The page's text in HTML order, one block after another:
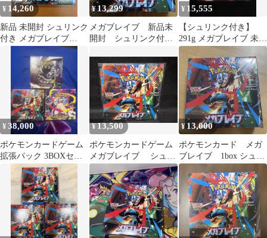
¥ 14,260
新品 未開封 シュリンク
付き メガブレイブ
BOX ポケモンカードゲ
ーム MEGA 拡張パック
ポケカ ポケモン
¥13,299
メガブレイブ 新品未
開封 シュリンク付
ード
¥ 15,555
【シュリンク付き】
291g メガブレイブ 未開
封BOX ポケカ
¥38,000
ポケモンカードゲーム
拡張パック 3BOXセッ
¥13,500
ポケモンカードゲーム
メガブレイブ シュリ
ンク付き未開封 1box
¥ 13,000
ポケモンカード メガ
ブレイブ 1box シュリ
ンク付き